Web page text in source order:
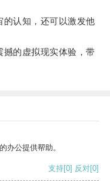
认知，还可以激发他
的虚拟现实体验，带
办公提供帮助。
支持[0] 反对[0]